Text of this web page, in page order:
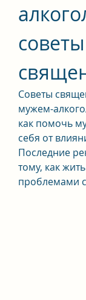
советы
Советы
мужем-
как помочь
себя от
Последние
тому, как
проблемами